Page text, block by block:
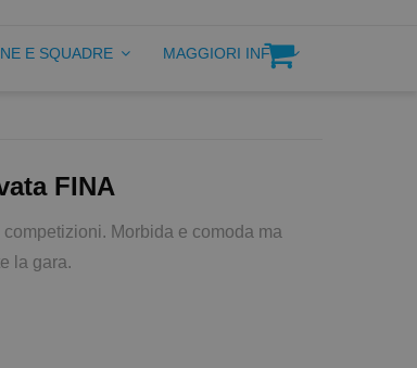
E SQUADRE MAGGIORI INFO
FINA
Morbida e comoda ma
la gara.